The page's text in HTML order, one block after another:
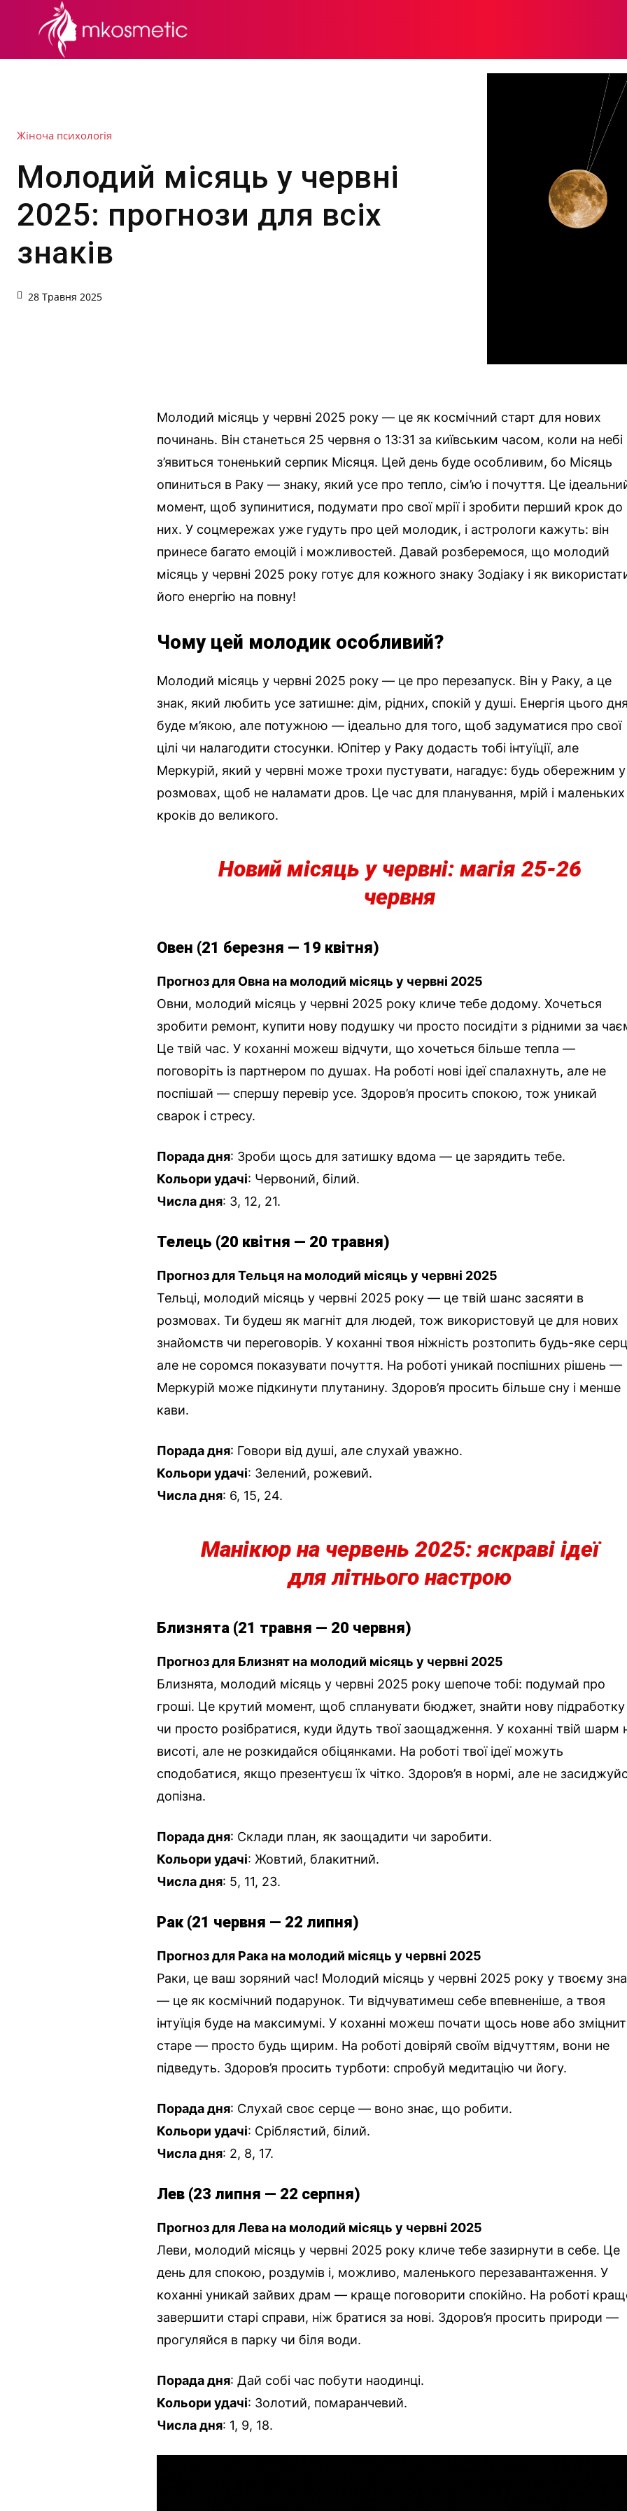
Жіноча психологія
Молодий місяць у червні
2025: прогнози для всіх
знаків
28 Травня 2025
Молодий місяць у червні 2025 року — це як космічний старт для нових
починань. Він станеться 25 червня о 13:31 за київським часом, коли на небі
з’явиться тоненький серпик Місяця. Цей день буде особливим, бо Місяць
опиниться в Раку — знаку, який усе про тепло, сім’ю і почуття. Це
момент, щоб зупинитися, подумати про свої мрії і зробити перший крок до
них. У соцмережах уже гудуть про цей молодик, і астрологи кажуть: він
принесе багато емоцій і можливостей. Давай розберемося, що молодий
місяць у червні 2025 року готує для кожного знаку Зодіаку і як
його енергію на повну!
Чому цей молодик особливий?
Молодий місяць у червні 2025 року — це про перезапуск. Він у Раку, а це
знак, який любить усе затишне: дім, рідних, спокій у душі. Енергія цього
буде м’якою, але потужною — ідеально для того, щоб задуматися про свої
цілі чи налагодити стосунки. Юпітер у Раку додасть тобі інтуїції, але
Меркурій, який у червні може трохи пустувати, нагадує: будь обережним у
розмовах, щоб не наламати дров. Це час для планування, мрій і маленьких
кроків до великого.
Новий місяць у червні: магія 25-26
червня
Овен (21 березня — 19 квітня)
Прогноз для Овна на молодий місяць у червні 2025
Овни, молодий місяць у червні 2025 року кличе тебе додому. Хочеться
зробити ремонт, купити нову подушку чи просто посидіти з рідними за
Це твій час. У коханні можеш відчути, що хочеться більше тепла —
поговоріть із партнером по душах. На роботі нові ідеї спалахнуть, але не
поспішай — спершу перевір усе. Здоров’я просить спокою, тож уникай
сварок і стресу.
Порада дня: Зроби щось для затишку вдома — це зарядить тебе.
Кольори удачі: Червоний, білий.
Числа дня: 3, 12, 21.
Телець (20 квітня — 20 травня)
Прогноз для Тельця на молодий місяць у червні 2025
Тельці, молодий місяць у червні 2025 року — це твій шанс засяяти в
розмовах. Ти будеш як магніт для людей, тож використовуй це для нових
знайомств чи переговорів. У коханні твоя ніжність розтопить будь-яке
але не соромся показувати почуття. На роботі уникай поспішних рішень —
Меркурій може підкинути плутанину. Здоров’я просить більше сну і менше
кави.
Порада дня: Говори від душі, але слухай уважно.
Кольори удачі: Зелений, рожевий.
Числа дня: 6, 15, 24.
Манікюр на червень 2025: яскраві ідеї
для літнього настрою
Близнята (21 травня — 20 червня)
Прогноз для Близнят на молодий місяць у червні 2025
Близнята, молодий місяць у червні 2025 року шепоче тобі: подумай про
гроші. Це крутий момент, щоб спланувати бюджет, знайти нову підработку
чи просто розібратися, куди йдуть твої заощадження. У коханні твій шарм
висоті, але не розкидайся обіцянками. На роботі твої ідеї можуть
сподобатися, якщо презентуєш їх чітко. Здоров’я в нормі, але не
допізна.
Порада дня: Склади план, як заощадити чи заробити.
Кольори удачі: Жовтий, блакитний.
Числа дня: 5, 11, 23.
Рак (21 червня — 22 липня)
Прогноз для Рака на молодий місяць у червні 2025
Раки, це ваш зоряний час! Молодий місяць у червні 2025 року у твоєму
— це як космічний подарунок. Ти відчуватимеш себе впевненіше, а твоя
інтуїція буде на максимумі. У коханні можеш почати щось нове або
старе — просто будь щирим. На роботі довіряй своїм відчуттям, вони не
підведуть. Здоров’я просить турботи: спробуй медитацію чи йогу.
Порада дня: Слухай своє серце — воно знає, що робити.
Кольори удачі: Сріблястий, білий.
Числа дня: 2, 8, 17.
Лев (23 липня — 22 серпня)
Прогноз для Лева на молодий місяць у червні 2025
Леви, молодий місяць у червні 2025 року кличе тебе зазирнути в себе. Це
день для спокою, роздумів і, можливо, маленького перезавантаження. У
коханні уникай зайвих драм — краще поговорити спокійно. На роботі
завершити старі справи, ніж братися за нові. Здоров’я просить природи —
прогуляйся в парку чи біля води.
Порада дня: Дай собі час побути наодинці.
Кольори удачі: Золотий, помаранчевий.
Числа дня: 1, 9, 18.